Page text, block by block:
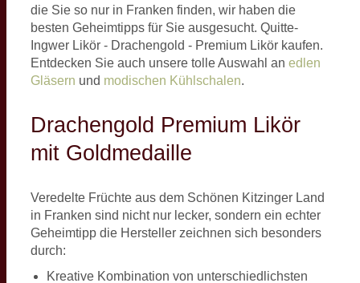
die Sie so nur in Franken finden, wir haben die
besten Geheimtipps für Sie ausgesucht. Quitte-
Ingwer Likör - Drachengold - Premium Likör kaufen.
Entdecken Sie auch unsere tolle Auswahl an edlen
Gläsern und modischen Kühlschalen.
Drachengold Premium Likör
mit Goldmedaille
Veredelte Früchte aus dem Schönen Kitzinger Land
in Franken sind nicht nur lecker, sondern ein echter
Geheimtipp die Hersteller zeichnen sich besonders
durch:
Kreative Kombination von unterschiedlichsten